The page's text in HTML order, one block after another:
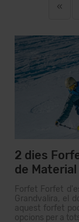
«
2 dies
de Material
Forfet Forfet
Grandvalira, el
aquest forfet
opcions per a